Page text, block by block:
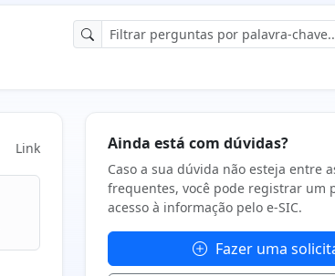
Link Ainda está com dúvidas?
Caso a sua dúvida não esteja entre
frequentes, você pode registrar um
acesso à informação pelo e-SIC.
Fazer uma